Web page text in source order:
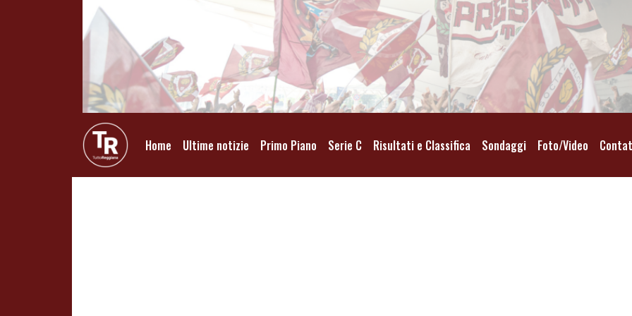
Home Ultime notizie Primo Piano Serie C Risultati e Classifica Sondaggi Foto/Video